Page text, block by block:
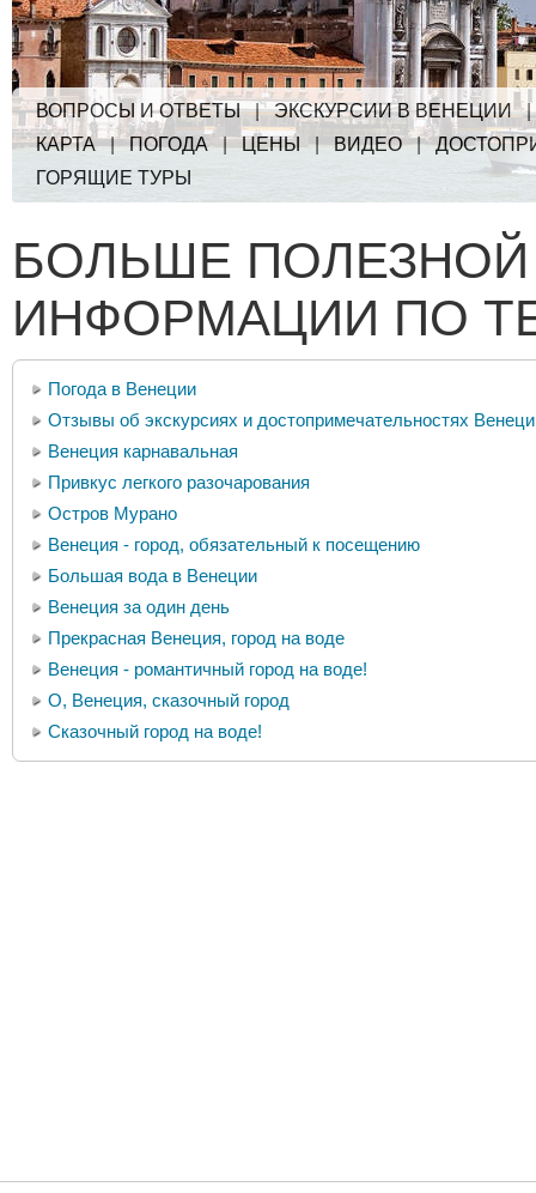
ВОПРОСЫ И ОТВЕТЫ|ЭКСКУРСИИ В ВЕНЕЦИИ
КАРТА|ПОГОДА|ЦЕНЫ |ВИДЕО|
ГОРЯЩИЕ ТУРЫ
БОЛЬШЕ ПОЛЕЗНОЙ
ИНФОРМАЦИИ ПО
Погода в Венеции
Отзывы об экскурсиях и достопримечательностях
Венеция карнавальная
Привкус легкого разочарования
Остров Мурано
Венеция - город, обязательный к посещению
Большая вода в Венеции
Венеция за один день
Прекрасная Венеция, город на воде
Венеция - романтичный город на воде!
О, Венеция, сказочный город
Сказочный город на воде!